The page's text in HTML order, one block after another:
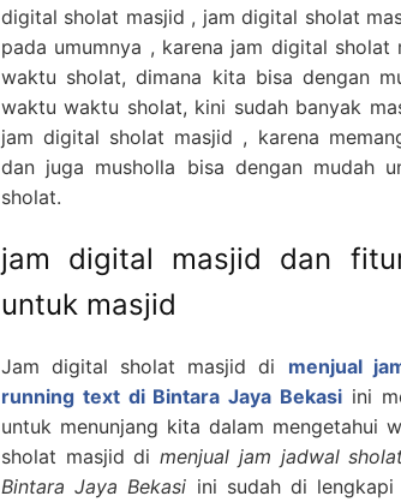
digital sholat masjid , jam digital sholat
pada umumnya , karena jam digital
waktu sholat, dimana kita bisa dengan
waktu waktu sholat, kini sudah banyak
jam digital sholat masjid , karena
dan juga musholla bisa dengan mudah
sholat.
jam digital masjid dan
untuk masjid
Jam digital sholat masjid di menjual
running text di Bintara Jaya Bekasi ini
untuk menunjang kita dalam mengetahui
sholat masjid dimenjual jam jadwal
Bintara Jaya Bekasi ini sudah di